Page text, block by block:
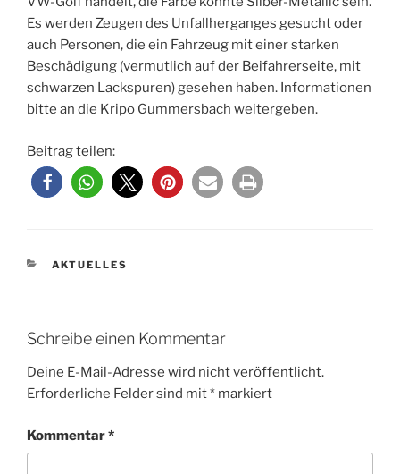
Es werden Zeugen des Unfallherganges gesucht oder
auch Personen, die ein Fahrzeug mit einer starken
Beschädigung (vermutlich auf der Beifahrerseite, mit
schwarzen Lackspuren) gesehen haben. Informationen
bitte an die Kripo Gummersbach weitergeben.
Beitrag teilen:
KATEGORIEN
AKTUELLES
Schreibe einen Kommentar
Deine E-Mail-Adresse wird nicht veröffentlicht.
Erforderliche Felder sind mit* markiert
Kommentar*